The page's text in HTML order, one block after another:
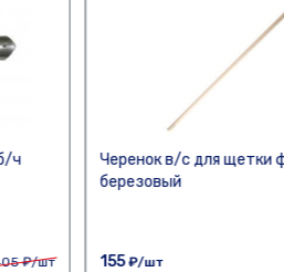
ч
₽/шт
Черенок в/с для щетки
березовый
155₽/шт